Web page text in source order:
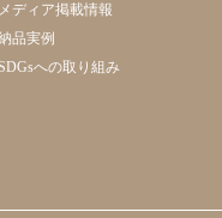
メディア掲載情報
品実例
SDGsへの取り組み